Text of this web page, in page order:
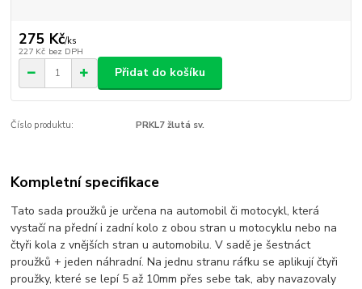
275 Kč/ks
227 Kč bez DPH
Přidat do košíku
Číslo produktu: PRKL7 žlutá sv.
Kompletní specifikace
Tato sada proužků je určena na automobil či motocykl, která
vystačí na přední i zadní kolo z obou stran u motocyklu nebo na
čtyři kola z vnějších stran u automobilu. V sadě je šestnáct
proužků + jeden náhradní. Na jednu stranu ráfku se aplikují čtyři
proužky, které se lepí 5 až 10mm přes sebe tak, aby navazovaly